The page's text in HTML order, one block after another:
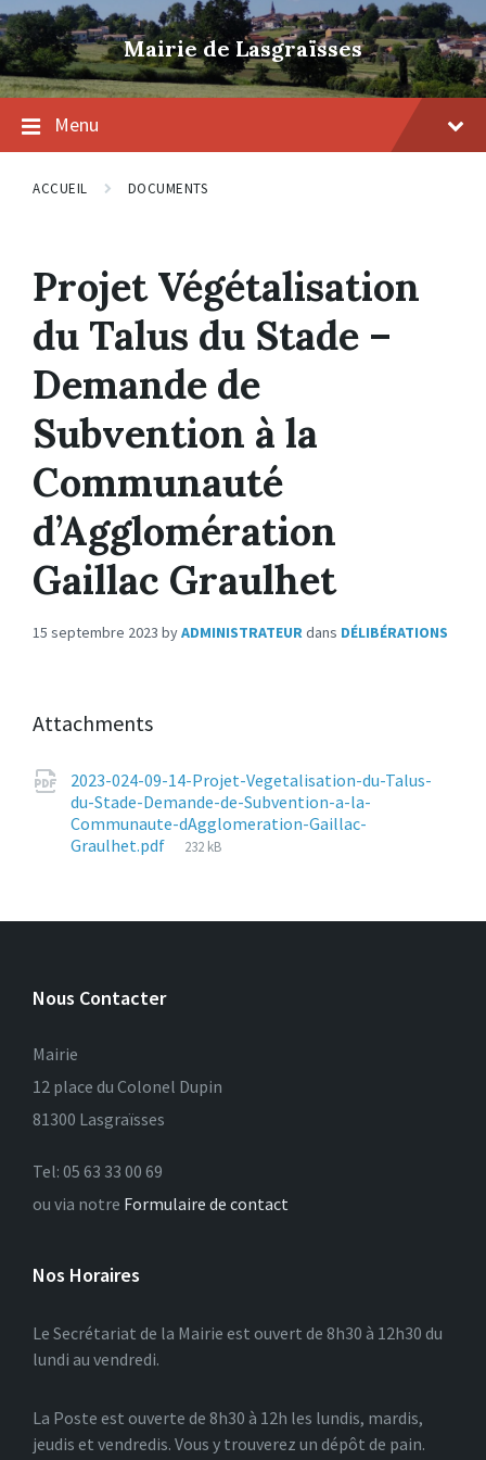
Skip
to
content
Skip
to
main
navigation
Skip
to
footer
Mairie de Lasgraïsses
Menu
ACCUEIL DOCUMENTS
Projet Végétalisation
du Talus du Stade –
Demande de
Subvention à la
Communauté
d’Agglomération
Gaillac Graulhet
15 septembre 2023 byADMINISTRATEURdans DÉLIBÉRATIONS
Attachments
2023-024-09-14-Projet-Vegetalisation-du-Talus-
du-Stade-Demande-de-Subvention-a-la-
Communaute-dAgglomeration-Gaillac-
Graulhet.pdf
File
232 kB
Nous Contacter
Mairie
12 place du Colonel Dupin
81300 Lasgraïsses
Tel: 05 63 33 00 69
ou via notre Formulaire de contact
Nos Horaires
Le Secrétariat de la Mairie est ouvert de 8h30 à 12h30 du
lundi au vendredi.
La Poste est ouverte de 8h30 à 12h les lundis, mardis,
jeudis et vendredis. Vous y trouverez un dépôt de pain.